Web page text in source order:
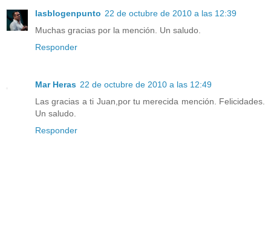
lasblogenpunto 22 de octubre de 2010 a las 12:39
Muchas gracias por la mención. Un saludo.
Responder
Mar Heras 22 de octubre de 2010 a las 12:49
Las gracias a ti Juan,por tu merecida mención. Felicidades.
Un saludo.
Responder